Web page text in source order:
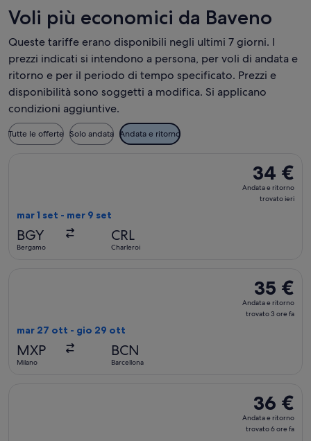
Voli più economici da Baveno
Queste tariffe erano disponibili negli ultimi 7 giorni. I
prezzi indicati si intendono a persona, per voli di andata e
ritorno e per il periodo di tempo specificato. Prezzi e
disponibilità sono soggetti a modifica. Si applicano
condizioni aggiuntive.
Tutte le offerte Solo andata Andata e ritorno
34 €
Andata
34 €
Andata e ritorno
trovato ieri
mar 1 set - mer 9 set
BGY
Bergamo
CRL
Charleroi
35 €
Andata
e
35 €
Andata e ritorno
trovato 3 ore fa
mar 27 ott - gio 29 ott
MXP
Milano
BCN
Barcellona
36 €
Andata
e
36 €
Andata e ritorno
trovato 6 ore fa